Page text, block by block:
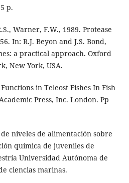
p.
Warner, F.W., 1989. Protease
In: R.J. Beyon and J.S. Bond,
a practical approach. Oxford
New York, USA.
in Teleost Fishes In Fish
Press, Inc. London. Pp
niveles de alimentación sobre
química de juveniles de
Universidad Autónoma de
ciencias marinas.